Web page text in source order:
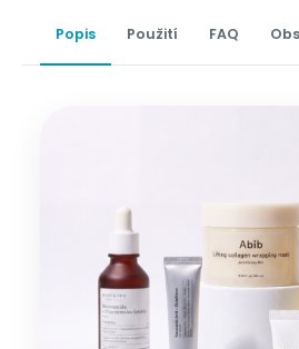
Popis Použití FAQ